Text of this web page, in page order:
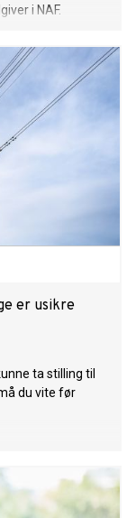
i NAF.
er usikre
ta stilling til
du vite før